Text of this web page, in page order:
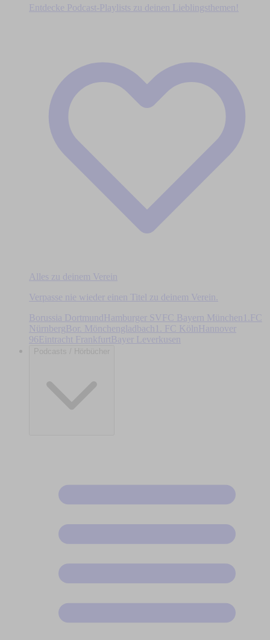
Entdecke Podcast-Playlists zu deinen Lieblingsthemen!
Alles zu deinem Verein
Verpasse nie wieder einen Titel zu deinem Verein.
Borussia DortmundHamburger SV FC Bayern München
1.FC
Nürnberg Bor. Mönchengladbach 1. FC Köln
Hannover
96Eintracht Frankfurt Bayer Leverkusen
Podcasts / Hörbücher